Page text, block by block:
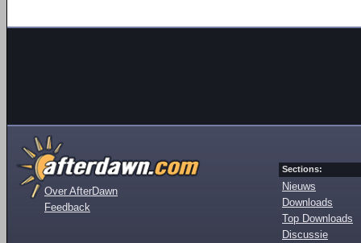
Over AfterDawn
Feedback
Sections:
Nieuws
Downloads
Top Downloads
Discussie